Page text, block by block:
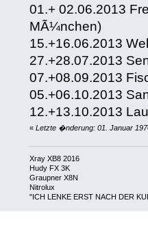
01.+ 02.06.2013
MÃ¼nchen)
15.+16.06.2013
27.+28.07.2013
07.+08.09.2013
05.+06.10.2013
12.+13.10.2013
« Letzte �nderung: 01. Januar
Xray XB8 2016
Hudy FX 3K
Graupner X8N
Nitrolux
"ICH LENKE ERST NACH DER